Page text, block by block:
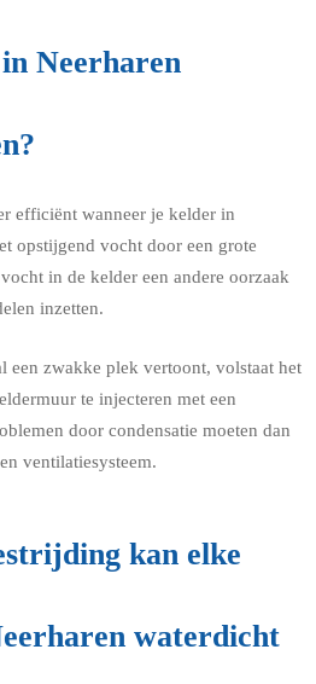
Neerharen
efficiënt wanneer je kelder in
opstijgend vocht door een grote
in de kelder een andere oorzaak
inzetten.
een zwakke plek vertoont, volstaat het
te injecteren met een
door condensatie moeten dan
ventilatiesysteem.
kan elke
waterdicht